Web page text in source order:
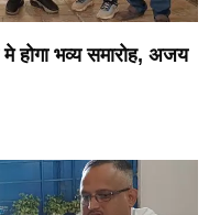
होगा भव्य समारोह, अजय